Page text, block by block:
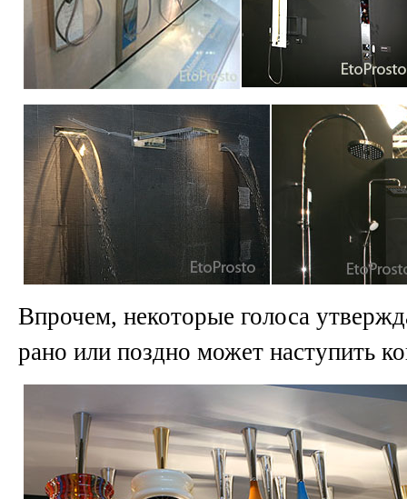
Впрочем, некоторые голоса
рано или поздно может наступить